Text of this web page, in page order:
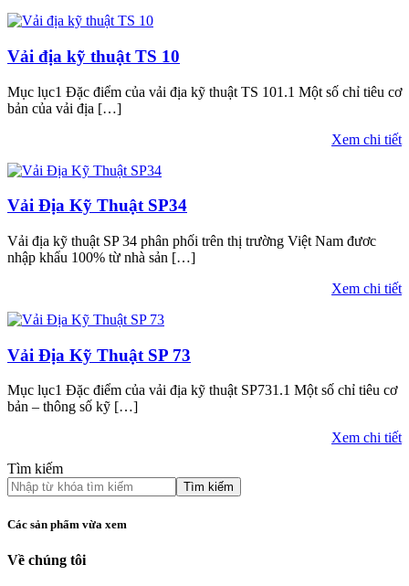
Vải địa kỹ thuật TS 10
Mục lục1 Đặc điểm của vải địa kỹ thuật TS 101.1 Một số chỉ tiêu cơ
bản của vải địa […]
Xem chi tiết
Vải Địa Kỹ Thuật SP34
Vải địa kỹ thuật SP 34 phân phối trên thị trường Việt Nam đươc
nhập khẩu 100% từ nhà sản […]
Xem chi tiết
Vải Địa Kỹ Thuật SP 73
Mục lục1 Đặc điểm của vải địa kỹ thuật SP731.1 Một số chỉ tiêu cơ
bản – thông số kỹ […]
Xem chi tiết
Tìm kiếm
Tìm kiếm
Các sản phẩm vừa xem
Về chúng tôi